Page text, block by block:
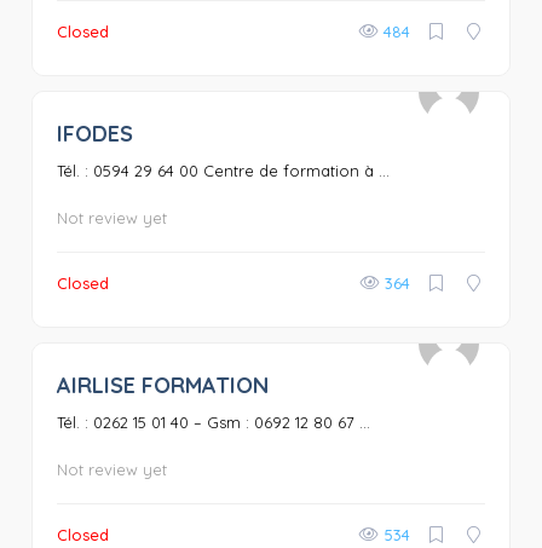
Closed 484
IFODES
Tél. : 0594 29 64 00 Centre de formation à ...
Not review yet
Closed 364
AIRLISE FORMATION
Tél. : 0262 15 01 40 – Gsm : 0692 12 80 67 ...
Not review yet
Closed 534